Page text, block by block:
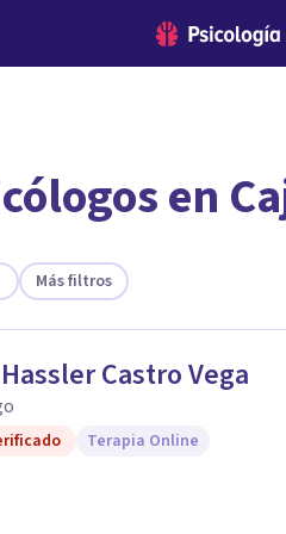
el psicólogo
en
Más filtros
Castro Vega
Terapia Online